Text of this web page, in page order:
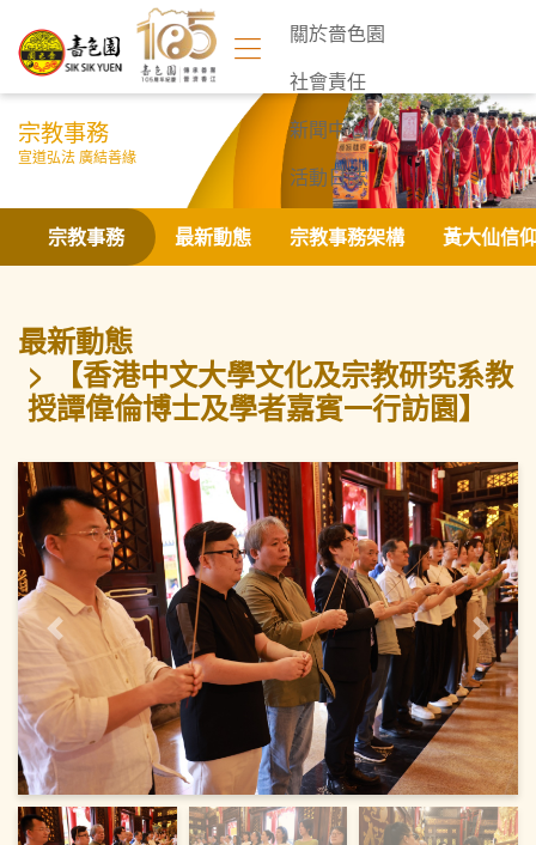
關於嗇色園
社會責任
新聞中心
活動日誌
聯絡我們
宗教事務
宣道弘法 廣結善緣
宗教事務 最新動態 宗教事務架構 黃大仙信
最新動態
【香港中文大學文化及宗教研究系教
授譚偉倫博士及學者嘉賓一行訪園】
上一頁 下一頁